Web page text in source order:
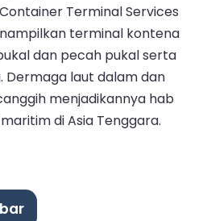
Terminal Services
terminal kontena
dan pecah pukal serta
Dermaga laut dalam dan
menjadikannya hab
di Asia Tenggara.